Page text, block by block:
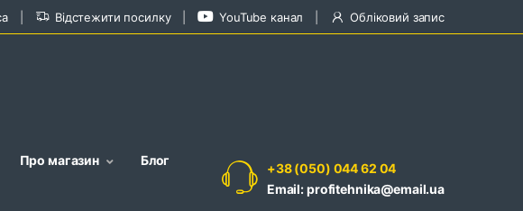
Відстежити посилку YouTube канал Обліковий запис
Про магазин Блог
+38 (050) 044 62 04
Email: profitehnika@email.ua